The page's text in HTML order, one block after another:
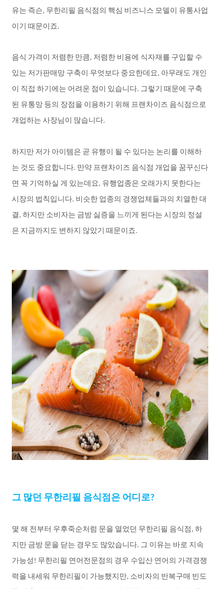
유는 즉슨, 무한리필 음식점의 핵심 비즈니스 모델이
유통사업
이기
때문이죠.
음식 가격이 저렴한 만큼, 저렴한 비용에 식자재를 구입할 수
있는 저가판매망 구축이 무엇보다 중요한데요 , 아무래도 개인
이
직접 하기에는 어려운 점이 있습니다. 그렇기 때문에 구축
된 유통망 등의 장점을 이용하기 위해 프랜차이즈 음식점으로
개업하는 사장님이 많습니다.
하지만 저가 아이템은 곧 유행이 될 수 있다는 논리를 이해하
는 것도 중요합니다. 만약 프랜차이즈 음식점 개업을 꿈꾸신다
면 꼭 기억하실 게 있는데요 , 유행업종은 오래가지 못한다는
시장의 법칙입니다. 비슷한 업종의 경쟁업체들과의 치열한대
결 , 하지만 소비자는 금방 싫증을 느끼게 된다는 시장의 정설
은 지금까지도 변하지 않았기 때문이죠.
그 많던 무한리필 음식점은 어디로?
몇 해 전부터 우후죽순처럼 문을 열었던 무한리필 음식점 , 하
지만 금방 문을 닫는 경우도 많았습니다. 그 이유는 바로 지속
가능성 ! 무한리필 연어전문점의 경우 수입산 연어의 가격경쟁
력을 내세워 무한리필이 가능했지만, 소비자의 반복구매 빈도